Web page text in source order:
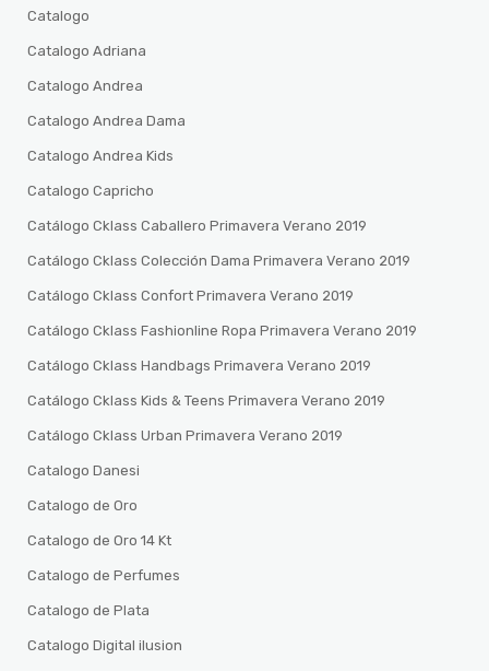
Catalogo
Catalogo Adriana
Catalogo Andrea
Catalogo Andrea Dama
Catalogo Andrea Kids
Catalogo Capricho
Catálogo Cklass Caballero Primavera Verano 2019
Catálogo Cklass Colección Dama Primavera Verano 2019
Catálogo Cklass Confort Primavera Verano 2019
Catálogo Cklass Fashionline Ropa Primavera Verano 2019
Catálogo Cklass Handbags Primavera Verano 2019
Catálogo Cklass Kids & Teens Primavera Verano 2019
Catálogo Cklass Urban Primavera Verano 2019
Catalogo Danesi
Catalogo de Oro
Catalogo de Oro 14 Kt
Catalogo de Perfumes
Catalogo de Plata
Catalogo Digital ilusion